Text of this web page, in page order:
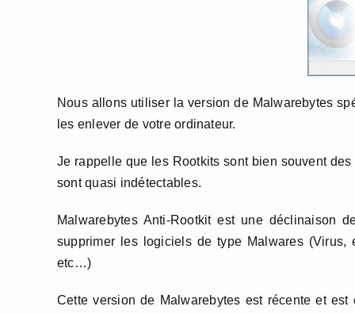
Nous allons utiliser la version de Malwarebytes
les enlever de votre ordinateur.
Je rappelle que les Rootkits sont bien souvent
sont quasi indétectables.
Malwarebytes Anti-Rootkit est une déclinaison
supprimer les logiciels de type Malwares
etc…)
Cette version de Malwarebytes est récente et